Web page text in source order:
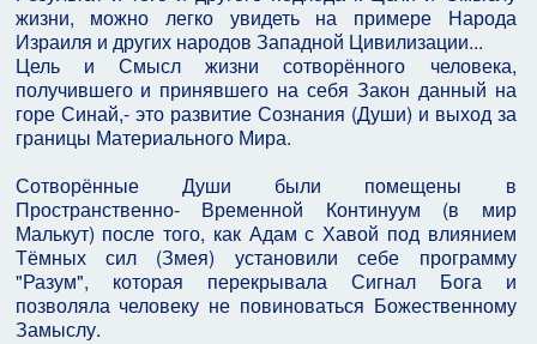
жизни, можно легко увидеть на примере Народа
Израиля и других народов Западной Цивилизации...
Цель и Смысл жизни сотворённого человека,
получившего и принявшего на себя Закон данный на
горе Синай,- это развитие Сознания (Души) и выход за
границы Материального Мира.
Сотворённые Души были помещены в
Пространственно- Временной Континуум (в мир
Малькут) после того, как Адам с Хавой под влиянием
Тёмных сил (Змея) установили себе программу
"Разум", которая перекрывала Сигнал Бога и
позволяла человеку не повиноваться Божественному
Замыслу.